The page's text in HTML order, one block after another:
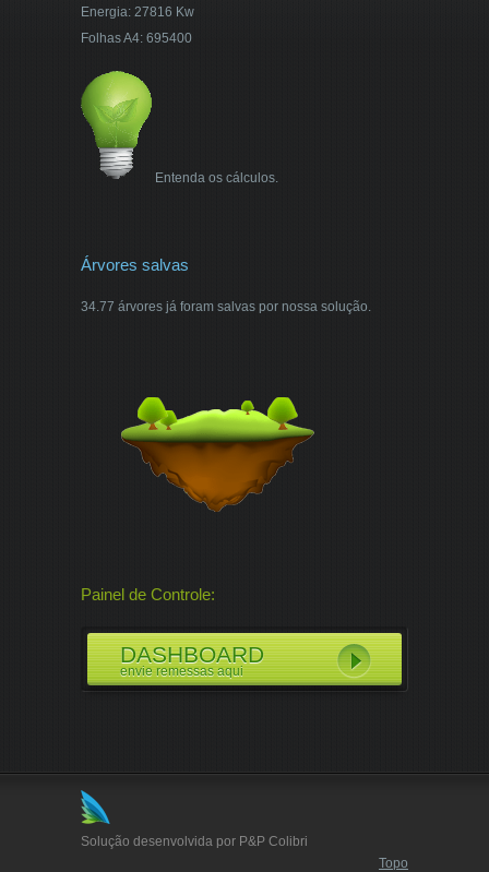
Energia: 27816 Kw
Folhas A4: 695400
Entenda os cálculos.
Árvores salvas
34.77 árvores já foram salvas por nossa solução.
Painel de Controle:
DASHBOARD
envie remessas aqui
Solução desenvolvida por P&P Colibri
Topo